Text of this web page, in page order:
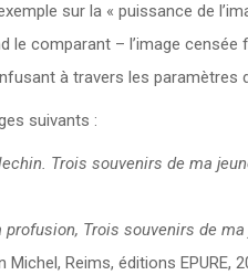
sur la « puissance de
le comparant – l’image
à travers les paramètres
suivants :
Trois souvenirs de ma
profusion, Trois souvenirs de
Michel, Reims, éditions EPURE,